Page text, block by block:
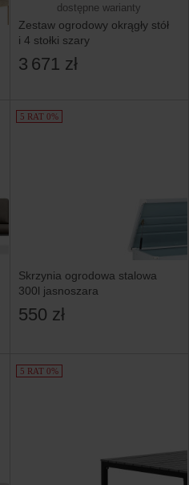
dostępne warianty
Zestaw ogrodowy okrągły stół
i 4 stołki szary
3 671 zł
5 RAT 0%
Skrzynia ogrodowa stalowa
300l jasnoszara
550 zł
5 RAT 0%